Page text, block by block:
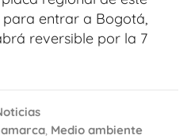
para entrar a Bogotá,
reversible por la 7
, Medio ambiente